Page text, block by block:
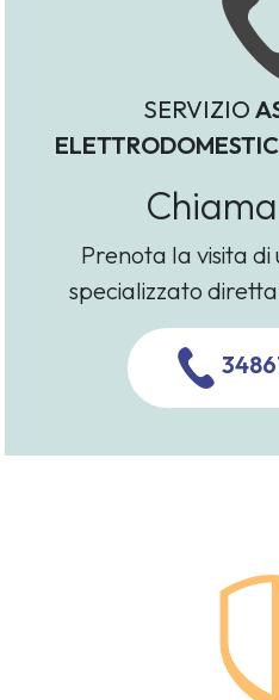
SERVIZIO
Prenota la visita di
specializzato